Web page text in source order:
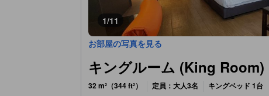
1/11
お部屋の写真を見る
キングルーム (King Room)
32 m²（344 ft²） 定員：大人3名 キングベッド 1台